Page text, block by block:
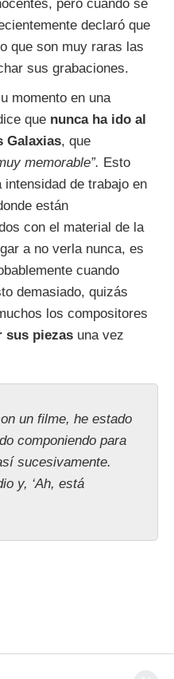
pero cuando se
declaró que
que son muy raras las
sus grabaciones.
momento en una
que nunca ha ido al
Galaxias, que
memorable”. Esto
de trabajo en
están
con el material de la
a no verla nunca, es
cuando
demasiado, quizás
los compositores
sus piezas una vez
un filme, he estado
componiendo para
sucesivamente.
y, ‘Ah, está